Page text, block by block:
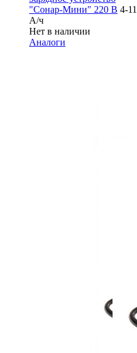
"Сонар-Мини" 220 В 4-11
А/ч
Нет в наличии
Аналоги